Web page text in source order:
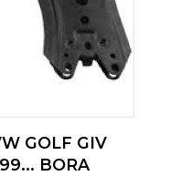
GOLF GIV
BORA